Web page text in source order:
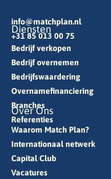
info@matchplan.nl
+31 85 013 00 75
Diensten
Bedrijf verkopen
Bedrijf overnemen
Bedrijfswaardering
Overnamefinanciering
Branches
Referenties
Over Ons
Waarom Match Plan?
Internationaal netwerk
Capital Club
Vacatures